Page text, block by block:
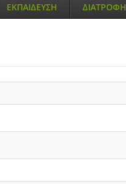
ΕΚΠΑΙΔΕΥΣΗ ΔΙΑΤΡΟΦΗ